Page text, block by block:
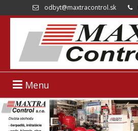
odbyt@maxtracontrol.sk
Menu